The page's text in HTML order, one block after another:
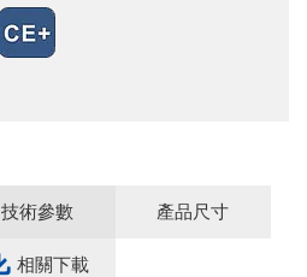
技術參數 產品尺寸
相關下載